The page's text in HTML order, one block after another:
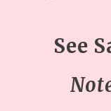
See